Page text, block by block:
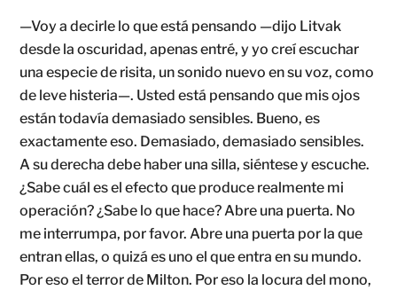
—Voy a decirle lo que está pensando —dijo Litvak
desde la oscuridad, apenas entré, y yo creí escuchar
una especie de risita, un sonido nuevo en su voz, como
de leve histeria—. Usted está pensando que mis ojos
están todavía demasiado sensibles. Bueno, es
exactamente eso. Demasiado, demasiado sensibles.
A su derecha debe haber una silla, siéntese y escuche.
¿Sabe cuál es el efecto que produce realmente mi
operación? ¿Sabe lo que hace? Abre una puerta. No
me interrumpa, por favor. Abre una puerta por la que
entran ellas, o quizá es uno el que entra en su mundo.
Por eso el terror de Milton. Por eso la locura del mono,